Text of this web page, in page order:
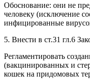
Обоснование: они не
человеку (исключение
инфицированные
5. Внести в ст.31 гл.6
Регламентировать
(вакцинированных и
кошек на придомовых